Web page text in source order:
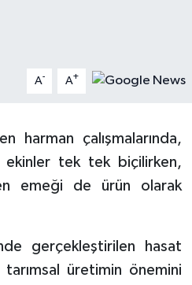
A- A+
harman çalışmalarında,
ekinler tek tek biçilirken,
emeği de ürün olarak
gerçekleştirilen hasat
tarımsal üretimin önemini